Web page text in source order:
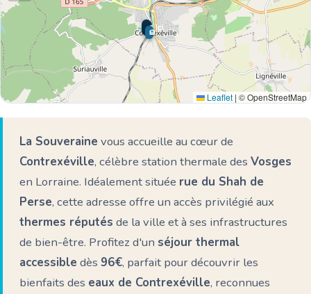
🌊 Ici
🏨
🏨
Leaflet | © OpenStreetMap
La Souveraine vous accueille au cœur de
Contrexéville, célèbre station thermale des Vosges
en Lorraine. Idéalement située rue du Shah de
Perse, cette adresse offre un accès privilégié aux
thermes réputés de la ville et à ses infrastructures
de bien-être. Profitez d'un séjour thermal
accessible dès 96€, parfait pour découvrir les
bienfaits des eaux de Contrexéville, reconnues